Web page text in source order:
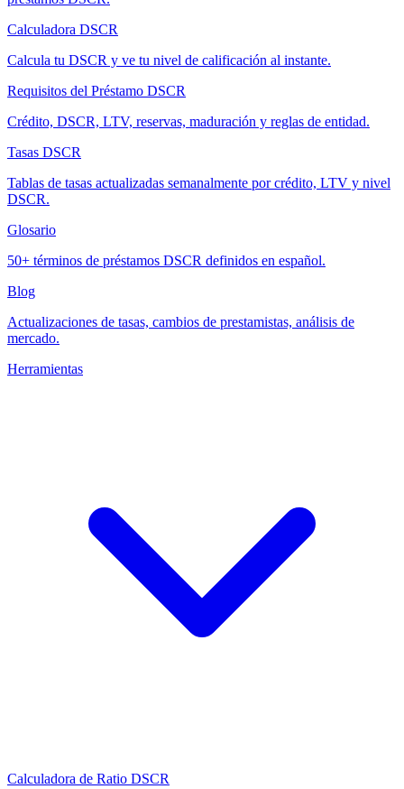
Calculadora DSCR
Calcula tu DSCR y ve tu nivel de calificación al instante.
Requisitos del Préstamo DSCR
Crédito, DSCR, LTV, reservas, maduración y reglas de entidad.
Tasas DSCR
Tablas de tasas actualizadas semanalmente por crédito, LTV y nivel
DSCR.
Glosario
50+ términos de préstamos DSCR definidos en español.
Blog
Actualizaciones de tasas, cambios de prestamistas, análisis de
mercado.
Herramientas
Calculadora de Ratio DSCR